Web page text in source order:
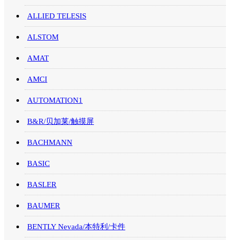
ALLIED TELESIS
ALSTOM
AMAT
AMCI
AUTOMATION1
B&R/贝加莱/触摸屏
BACHMANN
BASIC
BASLER
BAUMER
BENTLY Nevada/本特利/卡件